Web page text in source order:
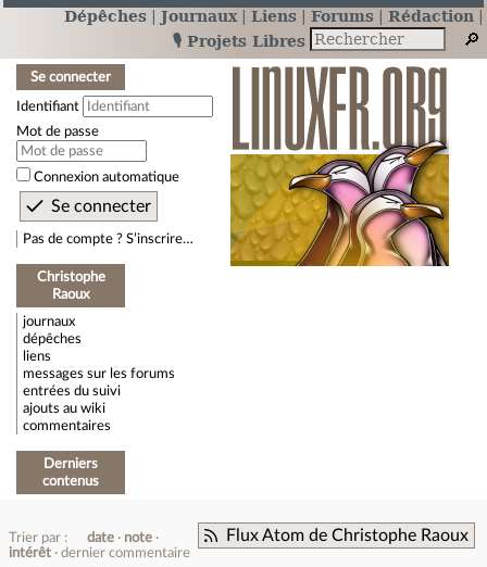
Dépêches Journaux Liens Forums
Rédaction
🎙️ Projets Libres
Se connecter
Identifiant
Mot de passe
Connexion automatique
Pas de compte ? S’inscrire…
Christophe
Raoux
journaux
dépêches
liens
messages sur les forums
entrées du suivi
ajouts au wiki
commentaires
Derniers
contenus
Flux Atom de Christophe Raoux
Trier par : date
note
intérêt
dernier commentaire